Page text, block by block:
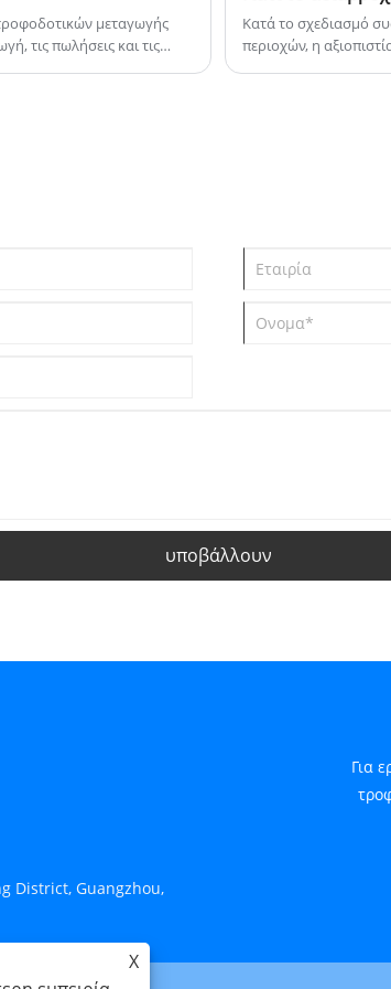
υποστήριξη μετά την πώληση.
Μπορείτε να είστε σίγουροι όταν
αγοράζετε από εμάς. Δημιουργούμε
Ασία, την Αυστραλία, την Αφρική, τη
Μέση Ανατολή, την Ευρώπη και άλλες
χώρες και περιοχές. Ανυπομονούμε
μεταγωγής
τις πωλήσεις και τις
Κατά το σχεδιασμό
περιοχών, η
υποβάλλουν
District, Guangzhou,
Για
X